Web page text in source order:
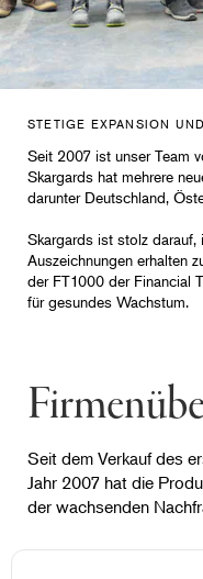
STETIGE EXPANSION
Seit 2007 ist unser Team
Skargards hat mehrere
darunter Deutschland,
Skargards ist stolz darauf,
Auszeichnungen erhalten
der FT1000 der Financial
für gesundes Wachstum.
Seit dem Verkauf des
Jahr 2007 hat die
der wachsenden